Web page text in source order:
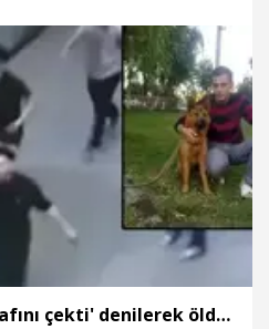
tutuklama kararı verildi.
'Kız çocuğunun fotoğrafını çekti' denilerek öldürülmüştü; istinaf sonrası karar çıktı